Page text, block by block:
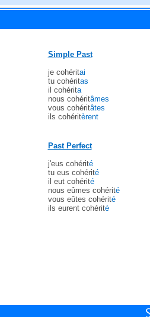
Simple Past
je cohéritai
tu cohéritas
il cohérita
nous cohéritâmes
vous cohéritâtes
ils cohéritèrent
Past Perfect
j'eus cohérité
tu eus cohérité
il eut cohérité
nous eûmes cohérité
vous eûtes cohérité
ils eurent cohérité